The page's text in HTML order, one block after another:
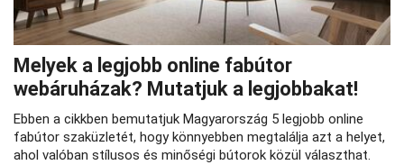
Melyek a legjobb online fabútor
webáruházak? Mutatjuk a legjobbakat!
Ebben a cikkben bemutatjuk Magyarország 5 legjobb online
fabútor szaküzletét, hogy könnyebben megtalálja azt a helyet,
ahol valóban stílusos és minőségi bútorok közül választhat.